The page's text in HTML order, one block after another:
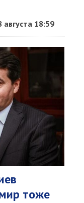
августа 18:59
тоже